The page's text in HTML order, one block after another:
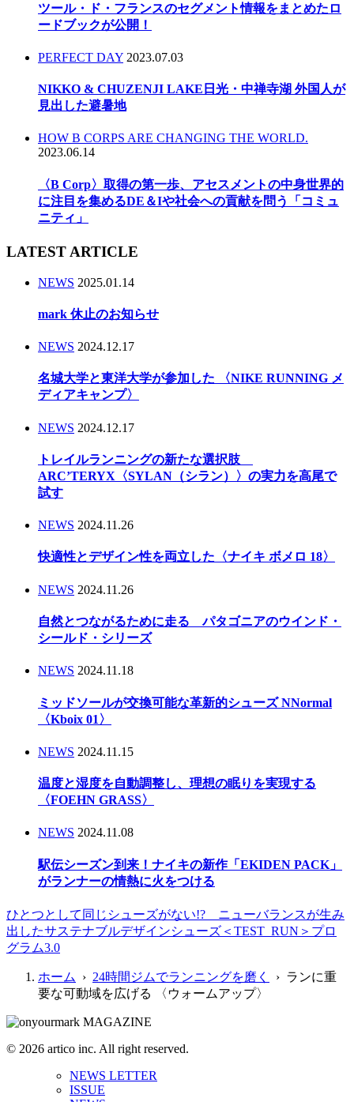
ツール・ド・フランスのセグメント情報をまとめたロ
ードブックが公開！
PERFECT DAY 2023.07.03
NIKKO & CHUZENJI LAKE日光・中禅寺湖 外国人が
見出した避暑地
HOW B CORPS ARE CHANGING THE WORLD.
2023.06.14
〈B Corp〉取得の第一歩、アセスメントの中身世界的
に注目を集めるDE＆Iや社会への貢献を問う「コミュ
ニティ」
LATEST ARTICLE
NEWS 2025.01.14
mark 休止のお知らせ
NEWS 2024.12.17
名城大学と東洋大学が参加した 〈NIKE RUNNING メ
ディアキャンプ〉
NEWS 2024.12.17
トレイルランニングの新たな選択肢
ARC’TERYX〈SYLAN（シラン）〉の実力を高尾で
試す
NEWS 2024.11.26
快適性とデザイン性を両立した〈ナイキ ボメロ 18〉
NEWS 2024.11.26
自然とつながるために走る パタゴニアのウインド・
シールド・シリーズ
NEWS 2024.11.18
ミッドソールが交換可能な革新的シューズ NNormal
〈Kboix 01〉
NEWS 2024.11.15
温度と湿度を自動調整し、理想の眠りを実現する
〈FOEHN GRASS〉
NEWS 2024.11.08
駅伝シーズン到来！ナイキの新作「EKIDEN PACK」
がランナーの情熱に火をつける
ひとつとして同じシューズがない!? ニューバランスが生み
出したサステナブルデザインシューズ＜TEST_RUN＞プロ
グラム3.0
ホーム › 24時間ジムでランニングを磨く
› ランに重
要な可動域を広げる 〈ウォームアップ〉
© 2026 artico inc. All right reserved.
NEWS LETTER
ISSUE